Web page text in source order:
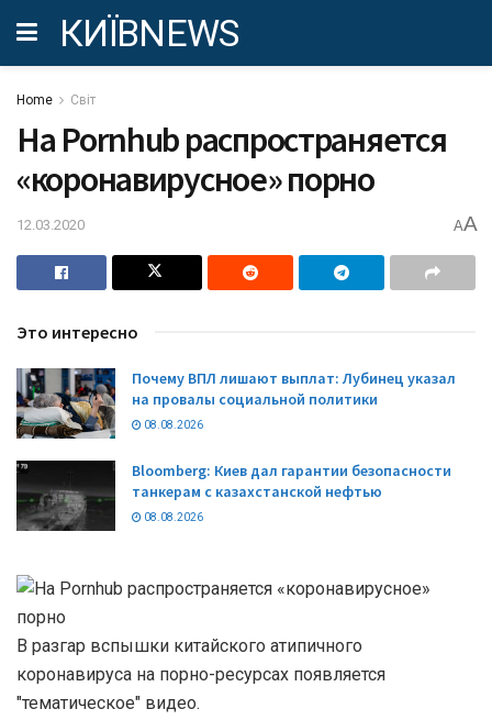
КИЇВNEWS
Home Світ
На Pornhub распространяется
«коронавирусное» порно
12.03.2020 AA
Это интересно
Почему ВПЛ лишают выплат: Лубинец указал
на провалы социальной политики
08.08.2026
Bloomberg: Киев дал гарантии безопасности
танкерам с казахстанской нефтью
08.08.2026
В разгар вспышки китайского атипичного
коронавируса на порно-ресурсах появляется
"тематическое" видео.